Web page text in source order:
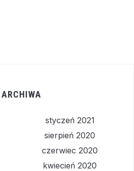
ARCHIWA
styczeń 2021
sierpień 2020
czerwiec 2020
kwiecień 2020